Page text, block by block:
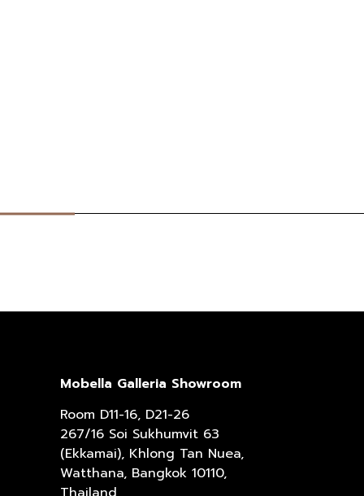
Mobella Galleria Showroom
Room D11-16, D21-26
267/16 Soi Sukhumvit 63
(Ekkamai), Khlong Tan Nuea,
Watthana, Bangkok 10110,